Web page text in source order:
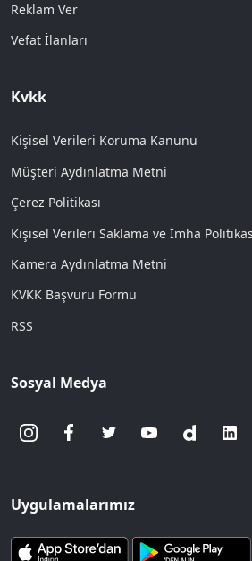
Reklam Ver
Vefat İlanları
Kvkk
Kişisel Verileri Koruma Kanunu
Müşteri Aydınlatma Metni
Çerez Politikası
Kişisel Verileri Saklama ve İmha
Kamera Aydınlatma Metni
KVKK Başvuru Formu
RSS
Sosyal Medya
Uygulamalarımız